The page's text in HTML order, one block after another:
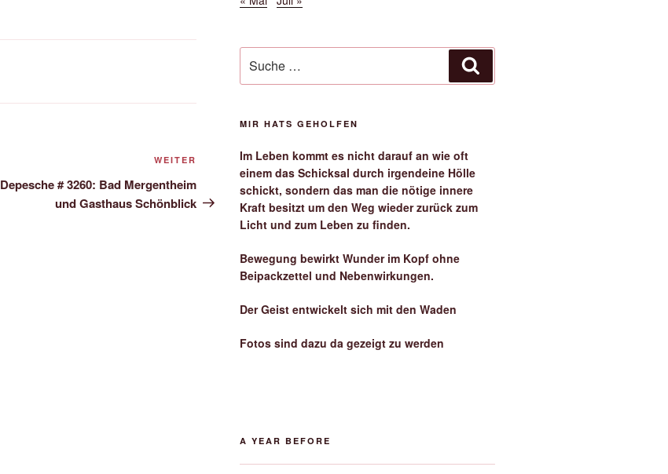
Nächster
Beitrag
WEITER
Depesche # 3260: Bad Mergentheim
und Gasthaus Schönblick
nach:
MIR HATS GEHOLFEN
Im Leben kommt es nicht darauf an wie oft
einem das Schicksal durch irgendeine Hölle
schickt, sondern das man die nötige innere
Kraft besitzt um den Weg wieder zurück zum
Licht und zum Leben zu finden.
Bewegung bewirkt Wunder im Kopf ohne
Beipackzettel und Nebenwirkungen.
Der Geist entwickelt sich mit den Waden
Fotos sind dazu da gezeigt zu werden
A YEAR BEFORE